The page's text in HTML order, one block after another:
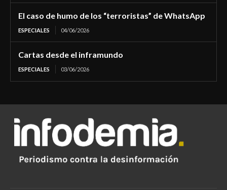
El caso de humo de los “terroristas” de WhatsApp
ESPECIALES 04/06/2026
Cartas desde el inframundo
ESPECIALES 03/06/2026